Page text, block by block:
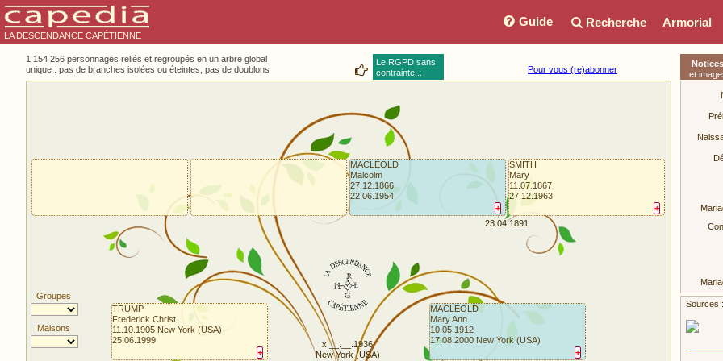
LA DESCENDANCE CAPÉTIENNE
Armorial
Recherche
Guide
1 154 256 personnages reliés et regroupés en un arbre global
unique : pas de branches isolées ou éteintes, pas de doublons
Le RGPD sans
contrainte...
Pour vous (re)abonner
Groupes
Maisons
+
TRUMP
Frederick Christ
11.10.1905 New York (USA)
25.06.1999
+
MACLEOLD
Mary Ann
10.05.1912
17.08.2000 New York (USA)
+
MACLEOLD
Malcolm
27.12.1866
22.06.1954
+
SMITH
Mary
11.07.1867
27.12.1963
x __.__.1936
New York (USA)
23.04.1891
Notices
et
Sources